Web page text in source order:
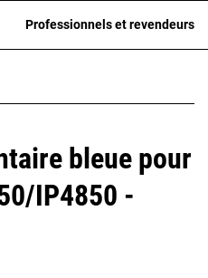
Professionnels et revendeurs
bleue pour
IP4850 -